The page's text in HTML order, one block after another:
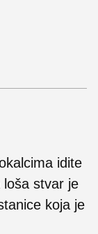
idite
loša stvar je
koja je